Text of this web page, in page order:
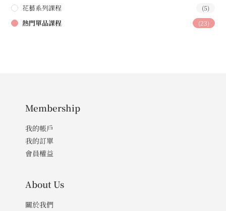
花藝系列課程 (5)
熱門單品課程 (23)
Membership
我的帳戶
我的訂單
會員權益
About Us
關於我們